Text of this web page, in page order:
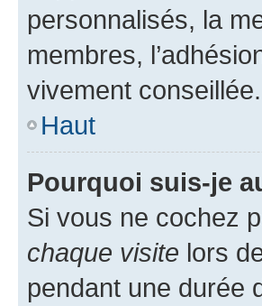
personnalisés, la
membres,
vivement conseillée.
Haut
Pourquoi suis-je
Si vous ne cochez
chaque visite lors
pendant une durée